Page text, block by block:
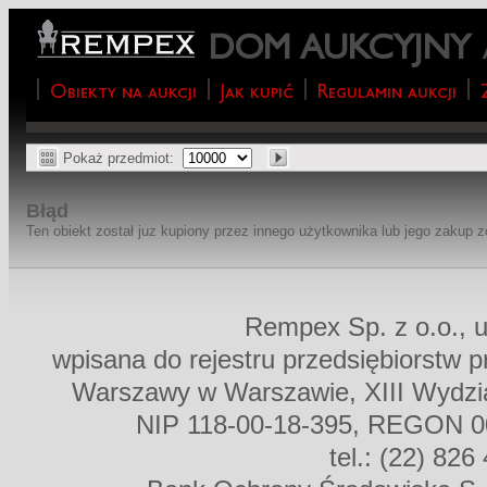
DOM AUKCYJNY
Obiekty na aukcji Jak kupić Regulamin aukcji
Pokaż przedmiot:
Błąd
Ten obiekt został juz kupiony przez innego użytkownika lub jego zakup
Rempex Sp. z o.o.,
wpisana do rejestru przedsiębiorstw
Warszawy w Warszawie, XIII
NIP 118-00-18-395, REGON
tel.: (22) 826